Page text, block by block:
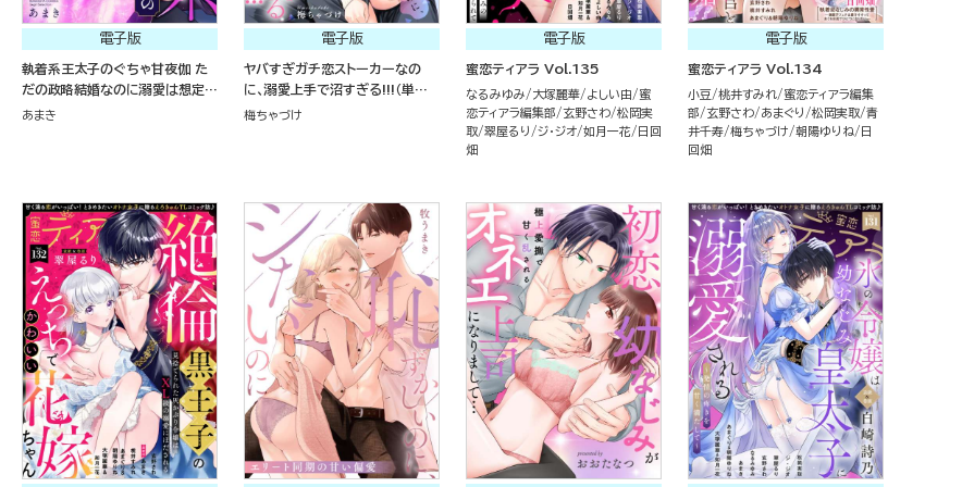
電子版
執着系王太子のぐちゃ甘夜伽 た
だの政略結婚なのに溺愛は想定外
です
あまき
電子版
ヤバすぎガチ恋ストーカーなの
に、溺愛上手で沼すぎる!!!（単話
版）
梅ちゃづけ
電子版
蜜恋ティアラ Vol.135
なるみゆみ 大塚麗華 よしい由
蜜
恋ティアラ編集部
玄野さわ 松岡実
取 翠屋るり ジ・ジオ 如月一花
日回
畑
電子版
蜜恋ティアラ Vol.134
小豆 桃井すみれ
蜜恋ティアラ編集
部
玄野さわ あまぐり 松岡実取 青
井千寿 梅ちゃづけ 朝陽ゆりね
日
回畑